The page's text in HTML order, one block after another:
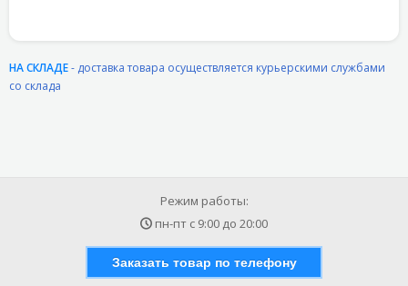
НА СКЛАДЕ- доставка товара осуществляется курьерскими службами
со склада
Режим работы:
пн-пт с 9:00 до 20:00
Заказать товар по телефону